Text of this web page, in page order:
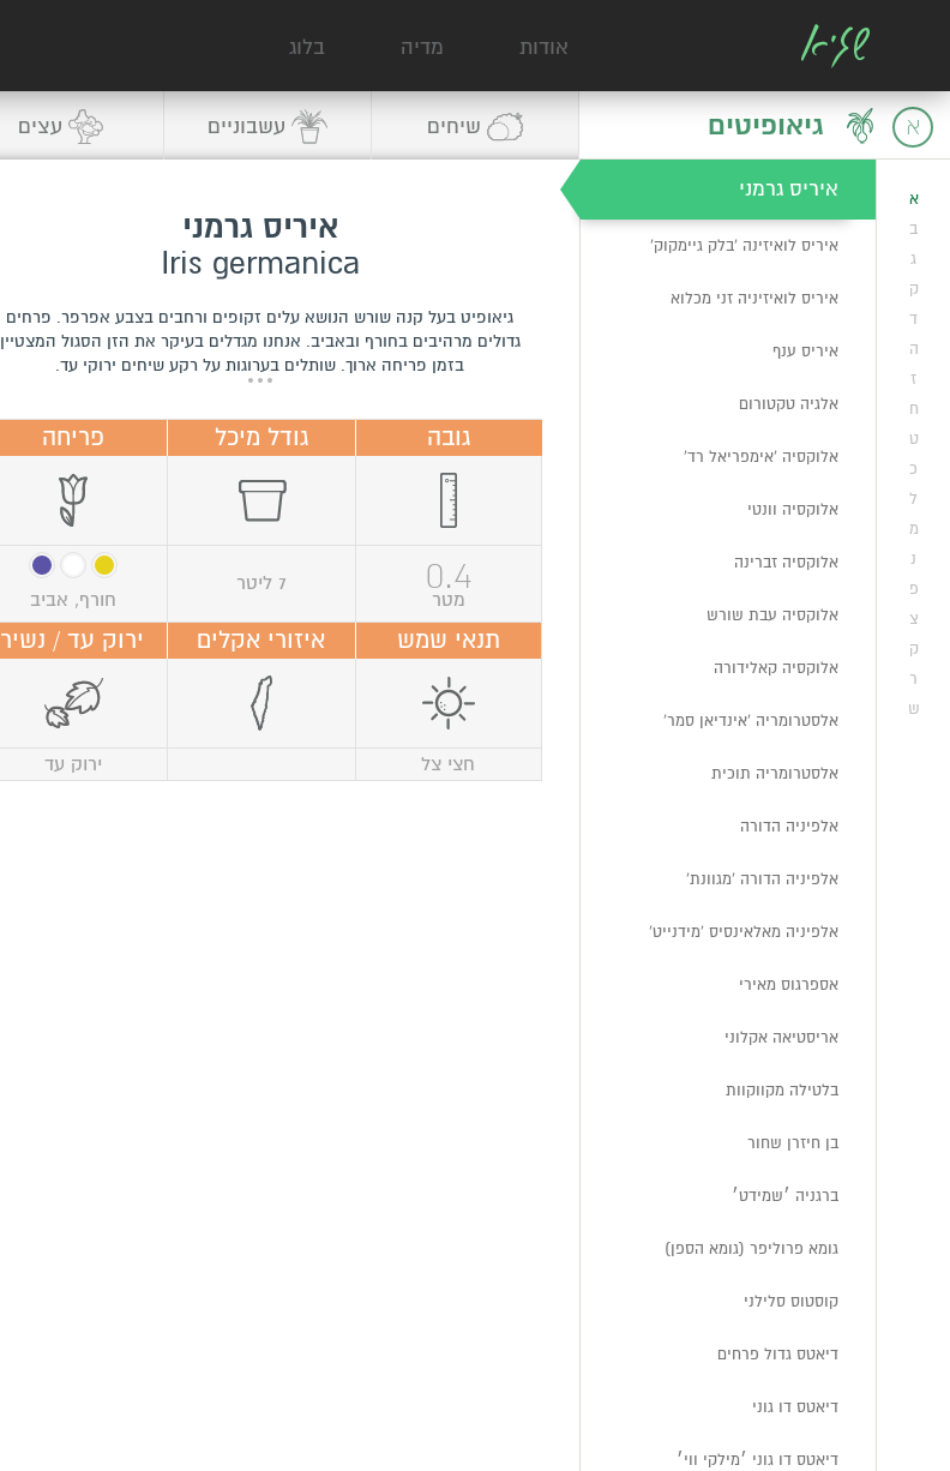
אודות מדיה בלוג
א גיאופיטים
א
ב
ג
ק
ד
ה
ז
ח
ט
כ
ל
מ
נ
פ
צ
ק
ר
ש
אגפנטוס 'מידיום וויט'
איריס אלג'ירי (כרתי)
איריס גרמני
איריס לואיזינה 'בלק גיימקוק'
איריס לואיזיניה זני מכלוא
איריס ענף
אלגיה טקטורום
אלוקסיה 'אימפריאל רד'
אלוקסיה וונטי
אלוקסיה זברינה
אלוקסיה עבת שורש
אלוקסיה קאלידורה
אלסטרומריה 'אינדיאן סמר'
אלסטרומריה תוכית
אלפיניה הדורה
אלפיניה הדורה 'מגוונת'
אלפיניה מאלאינסיס 'מידנייט'
אספרגוס מאירי
אריסטיאה אקלוני
בלטילה מקווקוות
בן חיזרן שחור
ברגניה ׳שמידט׳
גומא פרוליפר (גומא הספן)
קוסטוס סלילני
דיאטס גדול פרחים
דיאטס דו גוני
דיאטס דו גוני ׳מילקי ווי׳
שיחים עשבוניים עצים
איריס גרמני
Iris germanica
גיאופיט בעל קנה שורש הנושא עלים זקופים ורחבים בצבע אפרפר. פרחים
גדולים מרהיבים בחורף ובאביב. אנחנו מגדלים בעיקר את הזן הסגול המצטיין
בזמן פריחה ארוך. שותלים בערוגות על רקע שיחים ירוקי עד.
גובה גודל מיכל פריחה
0.4
מטר
7 ליטר
חורף, אביב
תנאי שמש איזורי אקלים ירוק עד / נשיר
חצי צל ירוק עד